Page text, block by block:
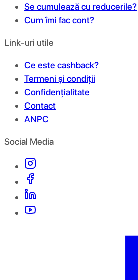
Se cumulează cu reducerile?
Cum îmi fac cont?
Link-uri utile
Ce este cashback?
Termeni și condiții
Confidențialitate
Contact
ANPC
Social Media